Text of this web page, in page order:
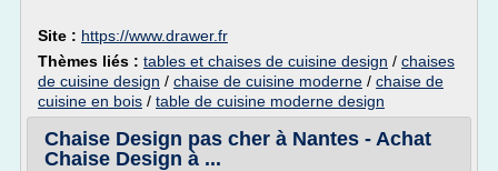
Site : https://www.drawer.fr
Thèmes liés : tables et chaises de cuisine design / chaises
de cuisine design / chaise de cuisine moderne / chaise de
cuisine en bois / table de cuisine moderne design
Chaise Design pas cher à Nantes - Achat
Chaise Design à ...